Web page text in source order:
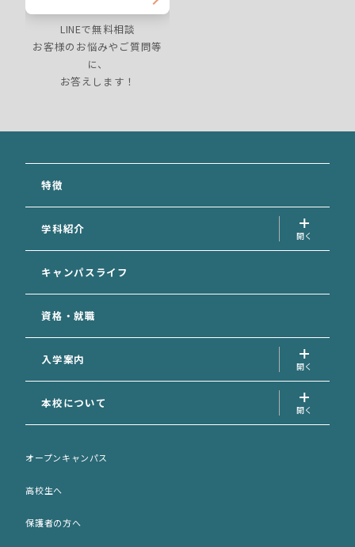
LINEで無料相談
お客様のお悩みやご質問等
に、
お答えします！
特徴
学科紹介
犬の美容学科
愛玩動物看護学科
専攻科
キャンパスライフ
資格・就職
入学案内
入学案内トップ
資料請求フォーム
AO面談申込フォーム
AO選考エントリーシート (印刷用)
出願願書 (印刷用)
本校について
歴史・沿革
オープンキャンパス
高校生へ
保護者の方へ